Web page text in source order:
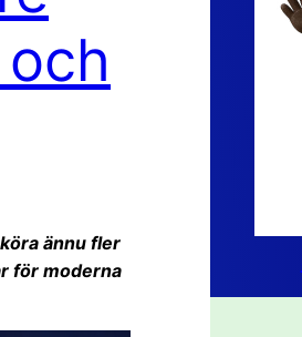
ännu fler
för moderna